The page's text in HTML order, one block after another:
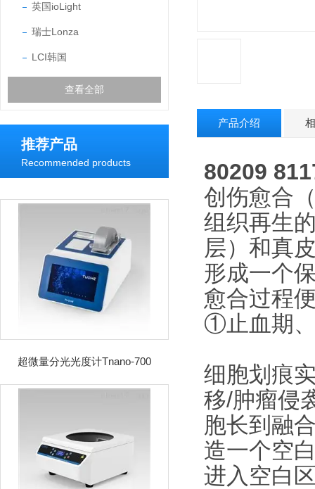
英国ioLight
瑞士Lonza
LCI韩国
查看全部
推荐产品
Recommended products
超微量分光光度计Tnano-700
产品介绍
80209
创伤愈合
组织再生
层）和真
形成一个
愈合过程
①止血期
细胞划痕
移/肿瘤侵
胞长到融
造一个空
进入空白